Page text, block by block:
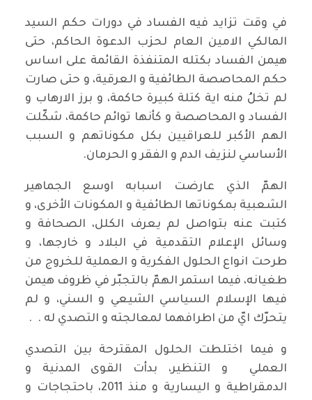
في وقت تزايد فيه الفساد في دورات حكم السيد
المالكي الامين العام لحزب الدعوة الحاكم، حتى
هيمن الفساد بكتله المتنفذة القائمة على اساس
حكم المحاصصة الطائفية و العرقية، و حتى صارت
لم تخلُ منه اية كتلة كبيرة حاكمة، و برز الارهاب و
الفساد و المحاصصة و كأنها توائم حاكمة، شكّلت
الهم الأكبر للعراقيين بكل مكوناتهم و السبب
الأساسي لنزيف الدم و الفقر و الحرمان.
الهمّ الذي عارضت اسبابه اوسع الجماهير
الشعبية بمكوناتها الطائفية و المكونات الأخرى، و
كتبت عنه بتواصل لم يعرف الكلل، الصحافة و
وسائل الإعلام التقدمية في البلاد و خارجها، و
طرحت انواع الحلول الفكرية و العملية للخروج من
طغيانه، فيما استمر الهمّ بالتجبّر في ظروف هيمن
فيها الإسلام السياسي الشيعي و السني، و لم
يتحرّك ايّ من اطرافهما لمعالجته و التصدي له . .
و فيما اختلطت الحلول المقترحة بين التصدي
العملي و التنظير، بدأت القوى المدنية و
الدمقراطية و اليسارية و منذ 2011، باحتجاجات و